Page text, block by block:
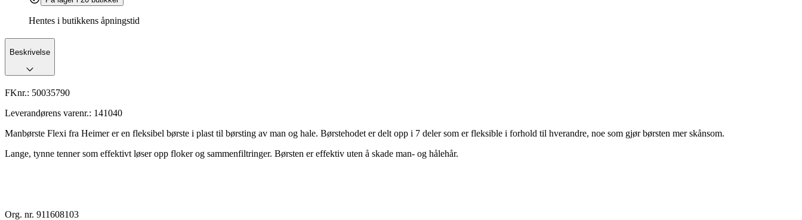
Hentes i butikkens åpningstid
Beskrivelse
FKnr.: 50035790
Leverandørens varenr.: 141040
Manbørste Flexi fra Heimer er en fleksibel børste i plast til børsting av man og hale. Børstehodet er delt opp i 7 deler som er fleksible i forhold til hverandre, noe som gjør børsten mer skånsom.
Lange, tynne tenner som effektivt løser opp floker og sammenfiltringer. Børsten er effektiv uten å skade man- og hålehår.
Org. nr. 911608103